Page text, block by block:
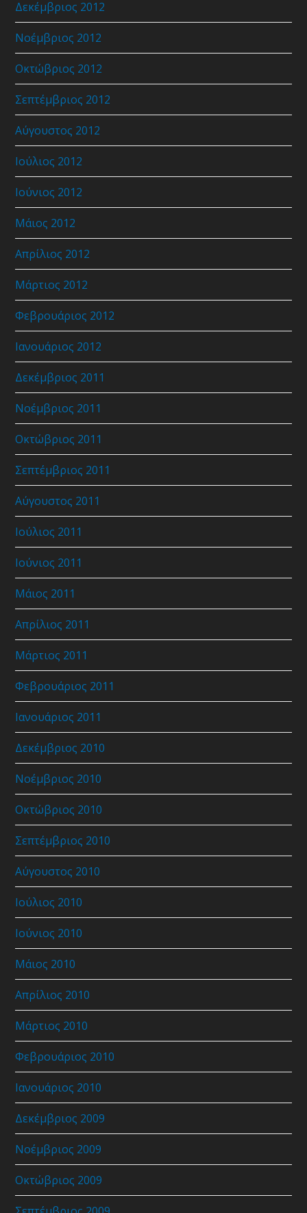
Δεκέμβριος 2012
Νοέμβριος 2012
Οκτώβριος 2012
Σεπτέμβριος 2012
Αύγουστος 2012
Ιούλιος 2012
Ιούνιος 2012
Μάιος 2012
Απρίλιος 2012
Μάρτιος 2012
Φεβρουάριος 2012
Ιανουάριος 2012
Δεκέμβριος 2011
Νοέμβριος 2011
Οκτώβριος 2011
Σεπτέμβριος 2011
Αύγουστος 2011
Ιούλιος 2011
Ιούνιος 2011
Μάιος 2011
Απρίλιος 2011
Μάρτιος 2011
Φεβρουάριος 2011
Ιανουάριος 2011
Δεκέμβριος 2010
Νοέμβριος 2010
Οκτώβριος 2010
Σεπτέμβριος 2010
Αύγουστος 2010
Ιούλιος 2010
Ιούνιος 2010
Μάιος 2010
Απρίλιος 2010
Μάρτιος 2010
Φεβρουάριος 2010
Ιανουάριος 2010
Δεκέμβριος 2009
Νοέμβριος 2009
Οκτώβριος 2009